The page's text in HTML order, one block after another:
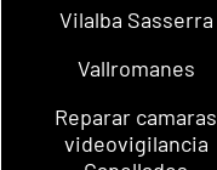
Vilalba Sasserra
Vallromanes
Reparar camaras
videovigilancia